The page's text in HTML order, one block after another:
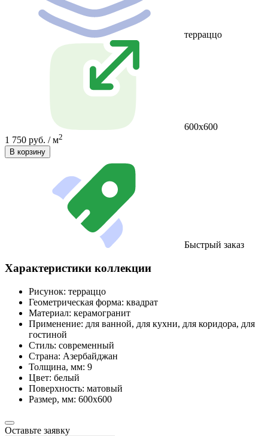
терраццо
600х600
1 750 руб. / м2
В корзину
Быстрый заказ
Характеристики коллекции
Рисунок: терраццо
Геометрическая форма: квадрат
Материал: керамогранит
Применение: для ванной, для кухни, для коридора, для
гостиной
Стиль: современный
Страна: Азербайджан
Толщина, мм: 9
Цвет: белый
Поверхность: матовый
Размер, мм: 600х600
Оставьте заявку